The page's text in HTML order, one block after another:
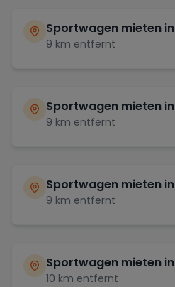
Sportwagen mieten in
9 km entfernt
Sportwagen mieten in
9 km entfernt
Sportwagen mieten in
9 km entfernt
Sportwagen mieten in
10 km entfernt